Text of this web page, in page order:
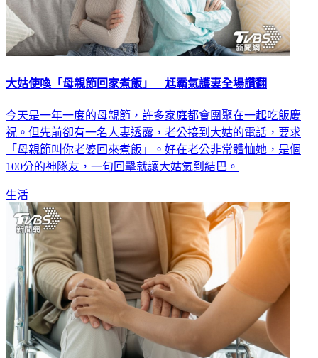
大姑使喚「母親節回家煮飯」 尪霸氣護妻全場讚翻
今天是一年一度的母親節，許多家庭都會團聚在一起吃飯慶
祝。但先前卻有一名人妻透露，老公接到大姑的電話，要求
「母親節叫你老婆回來煮飯」。好在老公非常體恤她，是個
100分的神隊友，一句回擊就讓大姑氣到結巴。
生活